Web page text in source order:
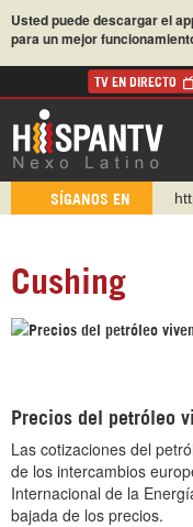
Usted puede descargar el
para un mejor
TV EN DIRECTO
SÍGANOS EN
Cushing
Precios del petróleo
Las cotizaciones del
de los intercambios
Internacional de la
bajada de los precios.